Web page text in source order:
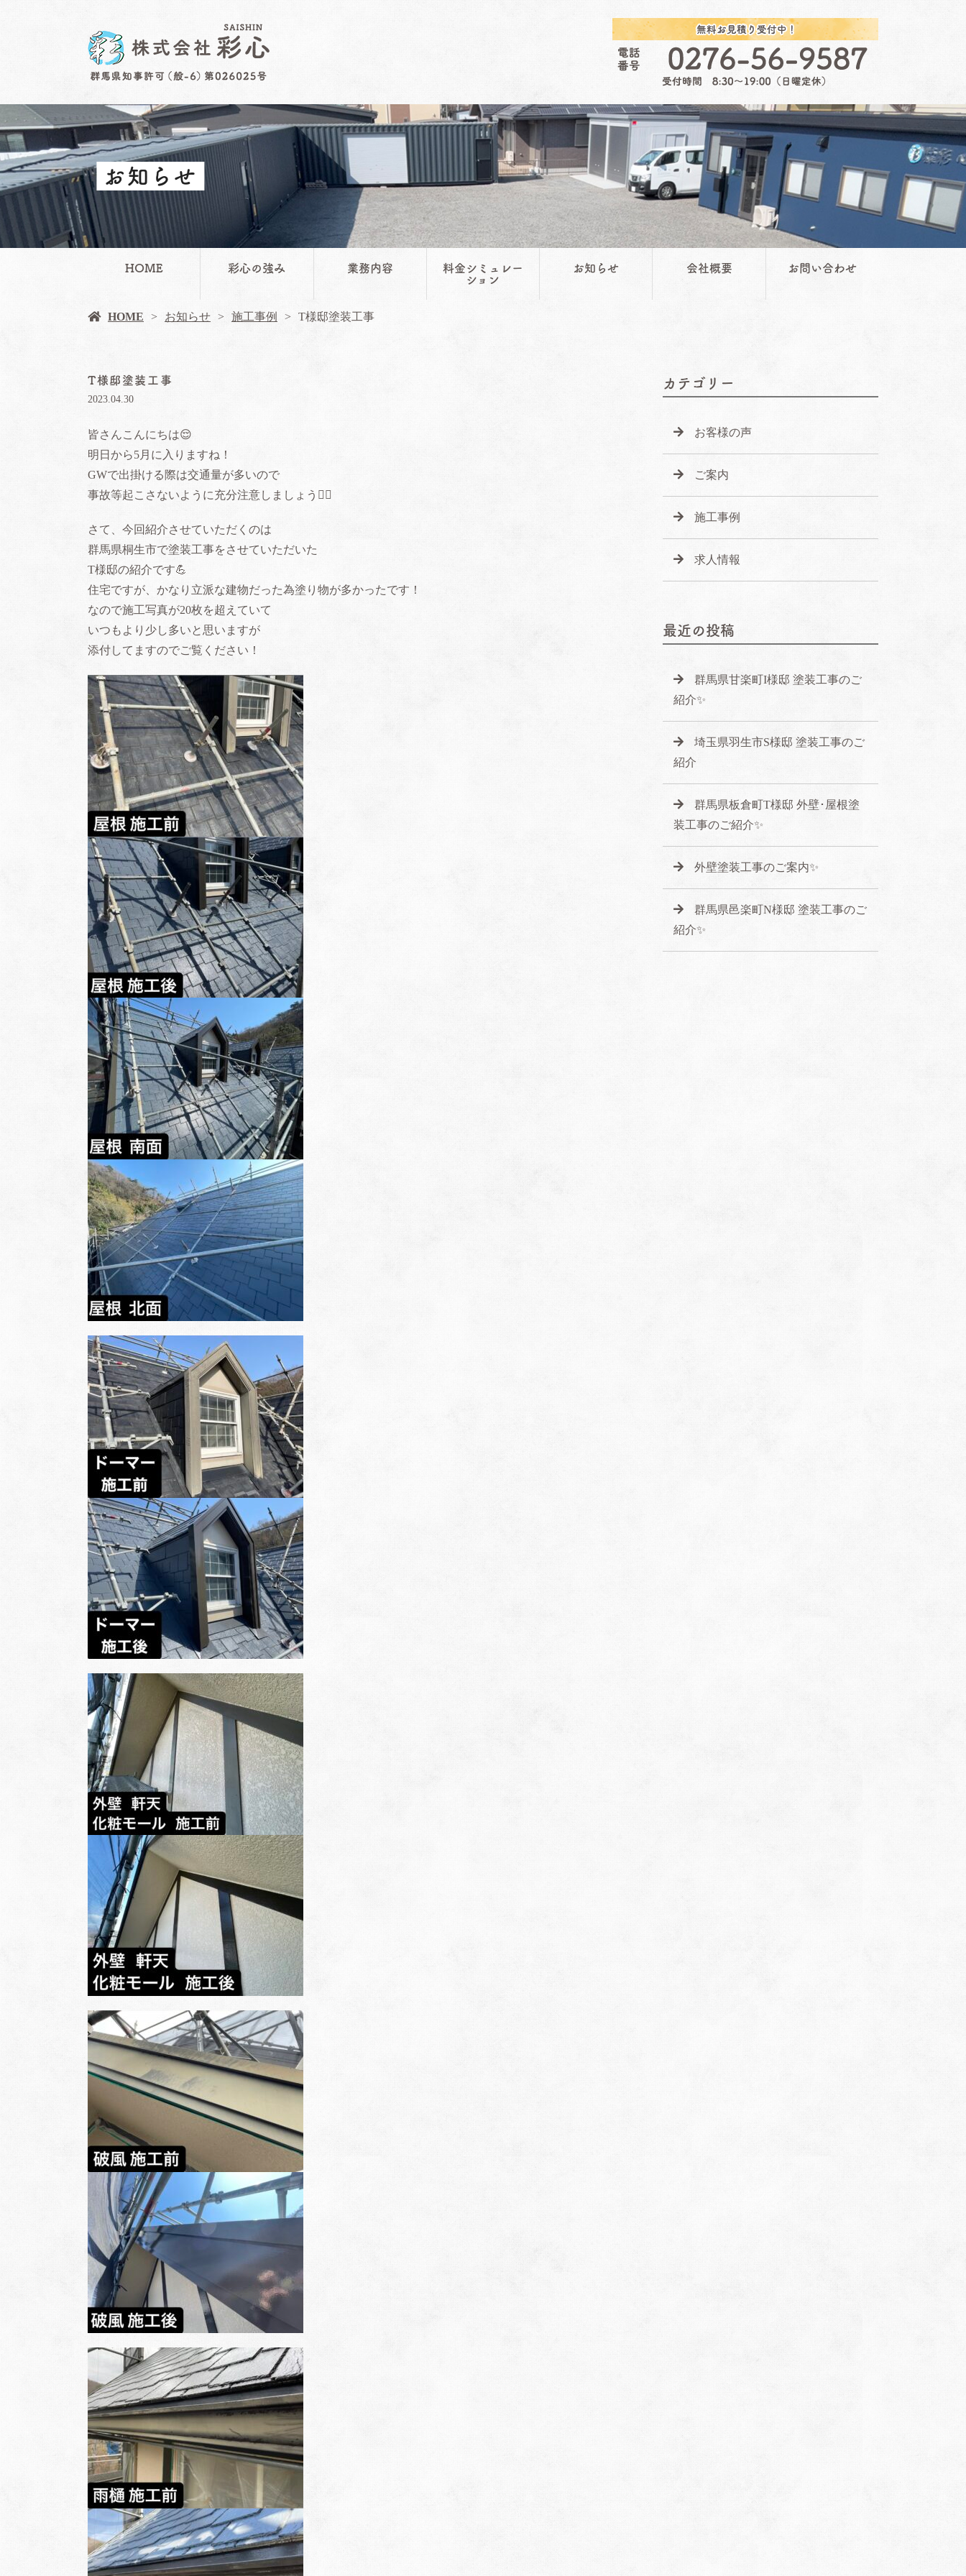
お知らせ
HOME 彩心の強み 業務内容
料金シミュレー
ション
お知らせ 会社概要 お問い合わせ
HOME お知らせ 施工事例 T様邸塗装工事
T様邸塗装工事
2023.04.30
皆さんこんにちは😌
明日から5月に入りますね！
GWで出掛ける際は交通量が多いので
事故等起こさないように充分注意しましょう🙇‍♂️
さて、今回紹介させていただくのは
群馬県桐生市で塗装工事をさせていただいた
T様邸の紹介です💪
住宅ですが、かなり立派な建物だった為塗り物が多かったです！
なので施工写真が20枚を超えていて
いつもより少し多いと思いますが
添付してますのでご覧ください！
カテゴリー
お客様の声
ご案内
施工事例
求人情報
最近の投稿
群馬県甘楽町I様邸 塗装工事のご
紹介✨
埼玉県羽生市S様邸 塗装工事のご
紹介
群馬県板倉町T様邸 外壁･屋根塗
装工事のご紹介✨
外壁塗装工事のご案内✨
群馬県邑楽町N様邸 塗装工事のご
紹介✨